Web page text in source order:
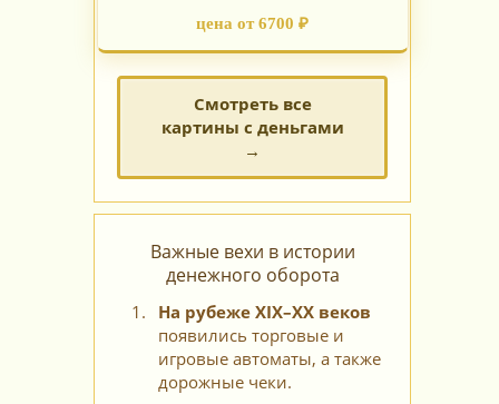
цена от 6700 ₽
Смотреть все
картины с деньгами
→
Важные вехи в истории
денежного оборота
На рубеже XIX–XX веков
появились торговые и
игровые автоматы, а также
дорожные чеки.